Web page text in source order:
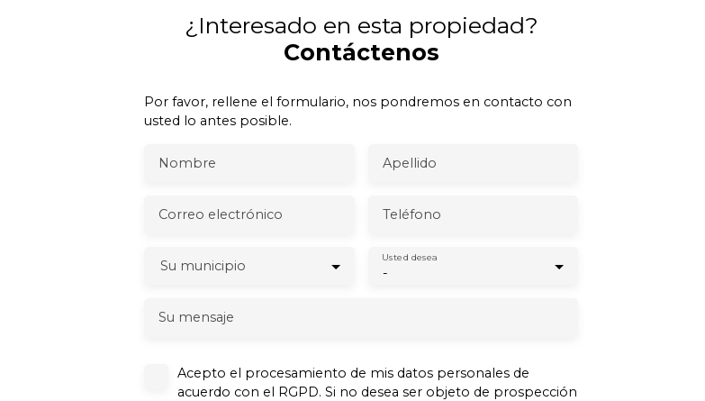
¿Interesado en esta propiedad?
Contáctenos
Por favor, rellene el formulario, nos pondremos en contacto con
usted lo antes posible.
Nombre Apellido
Correo electrónico Teléfono
Su municipio -
Usted desea
Su mensaje
Acepto el procesamiento de mis datos personales de
acuerdo con el RGPD. Si no desea ser objeto de prospección